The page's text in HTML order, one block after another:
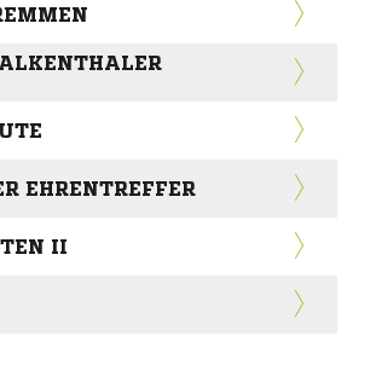
EHRENTREFFER
II